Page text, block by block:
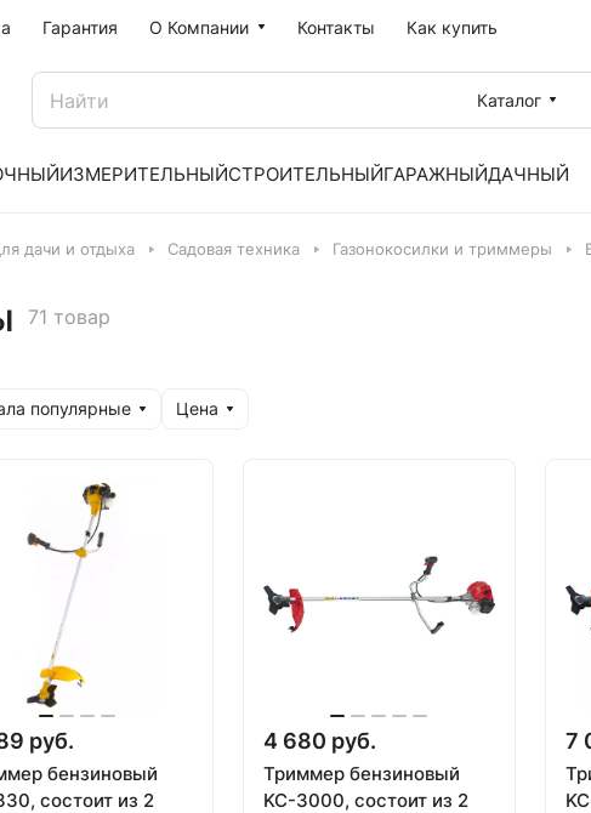
Гарантия О Компании Контакты Как купить
Каталог
ИЗМЕРИТЕЛЬНЫЙСТРОИТЕЛЬНЫЙГАРАЖНЫЙДАЧНЫЙ
дачи и отдыха Садовая техника Газонокосилки и триммеры
71 товар
популярные Цена
руб.
бензиновый
состоит из 2
4 680 руб.
Триммер бензиновый
KC-3000, состоит из 2
7